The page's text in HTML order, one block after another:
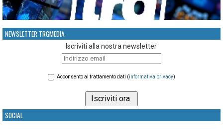
NEWSLETTER TRGMEDIA
Iscriviti alla nostra newsletter
Acconsento al trattamento dati (informativa privacy)
SOCIAL